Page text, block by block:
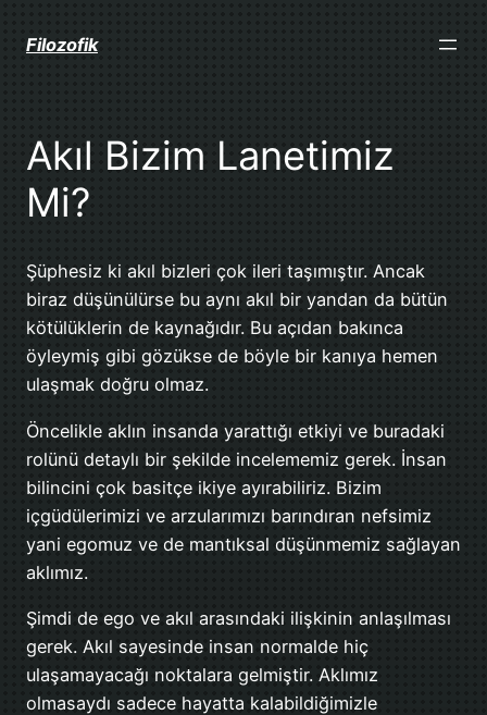
geçFilozofik
Akıl Bizim Lanetimiz
Mi?
Şüphesiz ki akıl bizleri çok ileri taşımıştır. Ancak
biraz düşünülürse bu aynı akıl bir yandan da bütün
kötülüklerin de kaynağıdır. Bu açıdan bakınca
öyleymiş gibi gözükse de böyle bir kanıya hemen
ulaşmak doğru olmaz.
Öncelikle aklın insanda yarattığı etkiyi ve buradaki
rolünü detaylı bir şekilde incelememiz gerek. İnsan
bilincini çok basitçe ikiye ayırabiliriz. Bizim
içgüdülerimizi ve arzularımızı barındıran nefsimiz
yani egomuz ve de mantıksal düşünmemiz sağlayan
aklımız.
Şimdi de ego ve akıl arasındaki ilişkinin anlaşılması
gerek. Akıl sayesinde insan normalde hiç
ulaşamayacağı noktalara gelmiştir. Aklımız
olmasaydı sadece hayatta kalabildiğimizle